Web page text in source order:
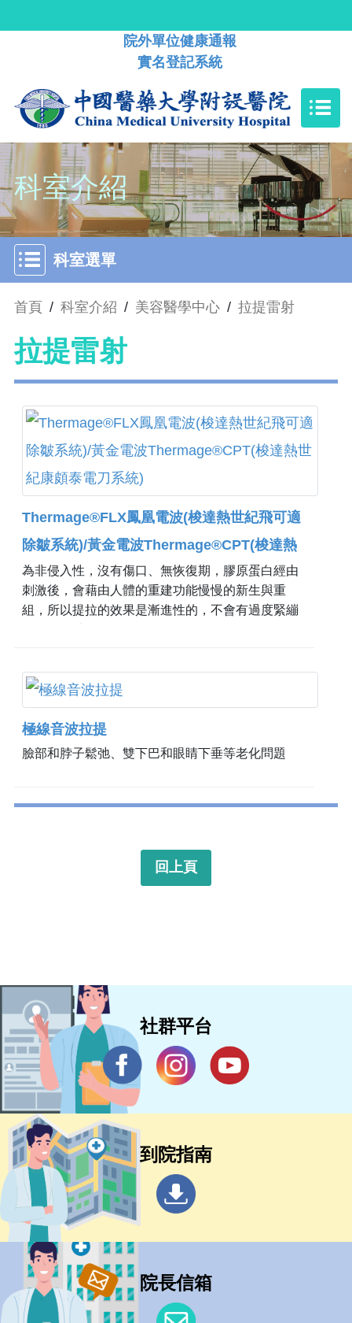
院外單位健康通報
實名登記系統
科室介紹
科室選單
首頁 / 科室介紹 / 美容醫學中心 / 拉提雷射
拉提雷射
Thermage®FLX鳳凰電波(梭達熱世紀飛可適
除皺系統)/黃金電波Thermage®CPT(梭達熱
世紀康頗泰電刀系統)
為非侵入性，沒有傷口、無恢復期，膠原蛋白經由
刺激後，會藉由人體的重建功能慢慢的新生與重
組，所以提拉的效果是漸進性的，不會有過度緊繃
極線音波拉提
臉部和脖子鬆弛、雙下巴和眼睛下垂等老化問題
回上頁
社群平台
到院指南
院長信箱